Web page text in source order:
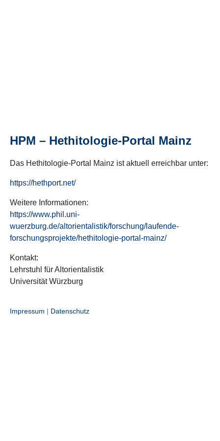
HPM – Hethitologie-Portal Mainz
Das Hethitologie-Portal Mainz ist aktuell erreichbar unter:
https://hethport.net/
Weitere Informationen:
https://www.phil.uni-
wuerzburg.de/altorientalistik/forschung/laufende-
forschungsprojekte/hethitologie-portal-mainz/
Kontakt:
Lehrstuhl für Altorientalistik
Universität Würzburg
Impressum | Datenschutz